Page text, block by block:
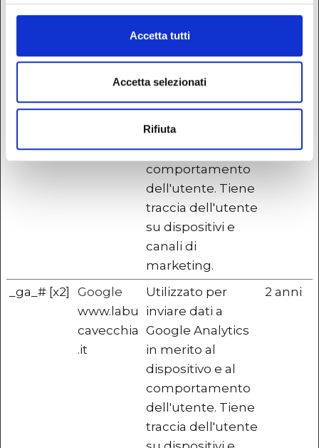
Accetta tutti
Accetta selezionati
Rifiuta
NOME
cavecchia Google Analytics
in merito al
dispositivo e al
comportamento
dell'utente. Tiene
traccia dell'utente
su dispositivi e
canali di
marketing.
_ga_# [x2]
Google
www.labu
cavecchia
.it
Utilizzato per
inviare dati a
Google Analytics
in merito al
dispositivo e al
comportamento
dell'utente. Tiene
traccia dell'utente
2 anni